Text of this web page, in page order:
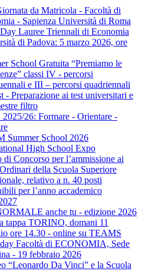
da Matricola - Facoltà di
- Sapienza Università di Roma
Lauree Triennali di Economia
di Padova: 5 marzo 2026, ore
School Gratuita “Premiamo le
classi IV - percorsi
e III – percorsi quadriennali
- Preparazione ai test universitari e
filtro
2025/26: Formare - Orientare -
Summer School 2026
High School Expo
di Concorso per l’ammissione ai
della Scuola Superiore
relativo a n. 40 posti
per l’anno accademico
anche tu - edizione 2026
tappa TORINO, domani 11
ore 14.30 - online su TEAMS
Facoltà di ECONOMIA, Sede
- 19 febbraio 2026
“Leonardo Da Vinci” e la Scuola